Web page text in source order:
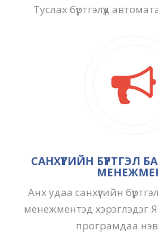
Туслах бүртгэлүүд
САНХҮҮГИЙН БҮРТГЭЛ
Анх удаа санхүүгийн
менежментэд хэрэглэдэг
програмдаа